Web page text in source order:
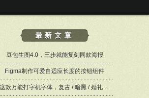
最新文章
豆包生图4.0，三步就能复刻同款海报
Figma制作可爱自适应长度的按钮组件
这款万能打字机字体，复古 / 暗黑 / 婚礼设计都能 hold 住 ——Merchant Ledger